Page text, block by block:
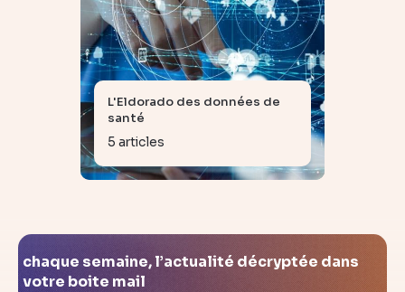
L'Eldorado des données de
santé
5 articles
chaque semaine, l’actualité décryptée dans
votre boite mail